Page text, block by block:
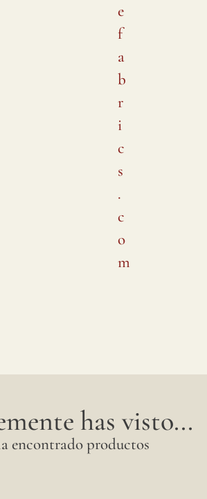
e
f
a
b
r
i
c
s
.
c
o
m
has visto...
encontrado productos